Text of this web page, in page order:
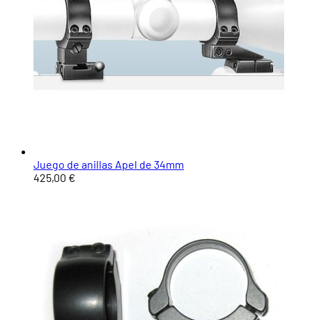
Juego de anillas Apel de 34mm
425,00 €